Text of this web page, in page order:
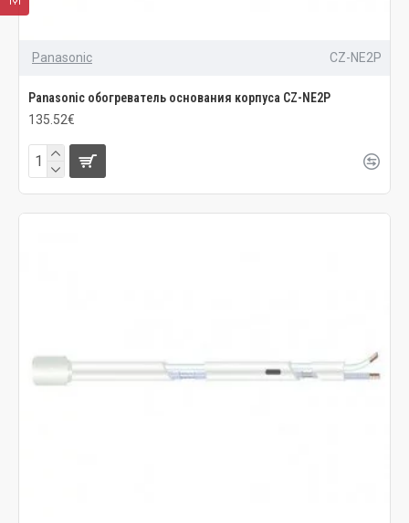
Panasonic CZ-NE2P
Panasonic обогреватель основания корпуса CZ-NE2P
135.52€